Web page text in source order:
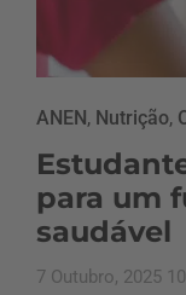
ANEN , Nutrição,
para um
saudável
7 Outubro, 2025